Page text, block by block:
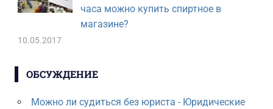
часа можно купить спиртное в
магазине?
10.05.2017
ОБСУЖДЕНИЕ
Можно ли судиться без юриста - Юридические